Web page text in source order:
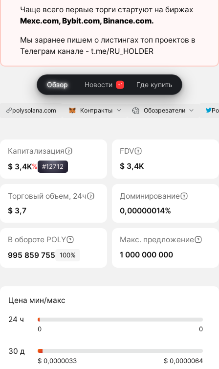
Чаще всего первые торги стартуют на биржах
Mexc.com,Bybit.com,Binance.com.
Мы заранее пишем о листингах топ проектов в
Телеграм канале - t.me/RU_HOLDER
Обзор Новости Где купить
polysolana.com Контракты Обозреватели
Капитализация
$ 3,4K% #12712
FDV
$ 3,4K
Торговый объем, 24ч
$ 3,7
Доминирование
0,00000014%
В обороте POLY
995 859 755
100%
Макс. предложение
1 000 000 000
Цена мин/макс
24 ч
0 0
30 д
$ 0,0000033 $ 0,0000064